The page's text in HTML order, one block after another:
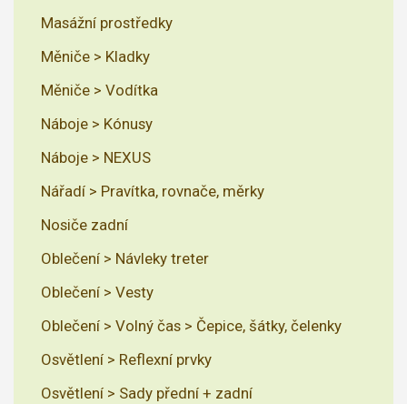
Masážní prostředky
Měniče > Kladky
Měniče > Vodítka
Náboje > Kónusy
Náboje > NEXUS
Nářadí > Pravítka, rovnače, měrky
Nosiče zadní
Oblečení > Návleky treter
Oblečení > Vesty
Oblečení > Volný čas > Čepice, šátky, čelenky
Osvětlení > Reflexní prvky
Osvětlení > Sady přední + zadní